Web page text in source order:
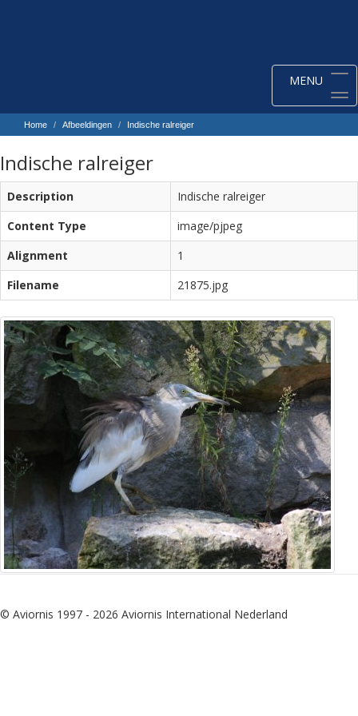
Toggle
navigation
MENU
Home Afbeeldingen Indische ralreiger
Indische ralreiger
Description
Indische ralreiger
Content Type
image/pjpeg
Alignment
1
Filename
21875.jpg
© Aviornis 1997 - 2026 Aviornis International Nederland